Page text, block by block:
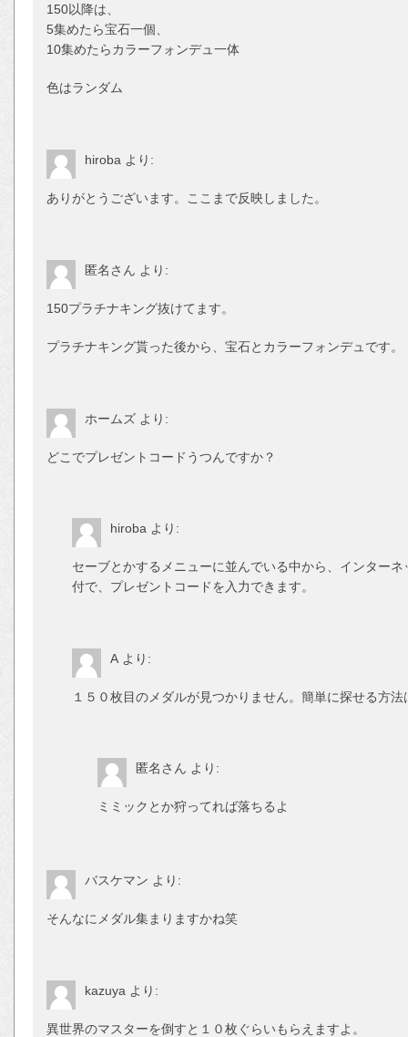
150以降は、
5集めたら宝石一個、
10集めたらカラーフォンデュ一体
色はランダム
hiroba より:
ありがとうございます。ここまで反映しました。
匿名さん より:
150プラチナキング抜けてます。
プラチナキング貰った後から、宝石とカラーフォンデュです。
ホームズ より:
どこでプレゼントコードうつんですか？
hiroba より:
セーブとかするメニューに並んでいる中から、インター
付で、プレゼントコードを入力できます。
A より:
１５０枚目のメダルが見つかりません。簡単に探せる方
匿名さん より:
ミミックとか狩ってれば落ちるよ
バスケマン より:
そんなにメダル集まりますかね笑
kazuya より:
異世界のマスターを倒すと１０枚ぐらい